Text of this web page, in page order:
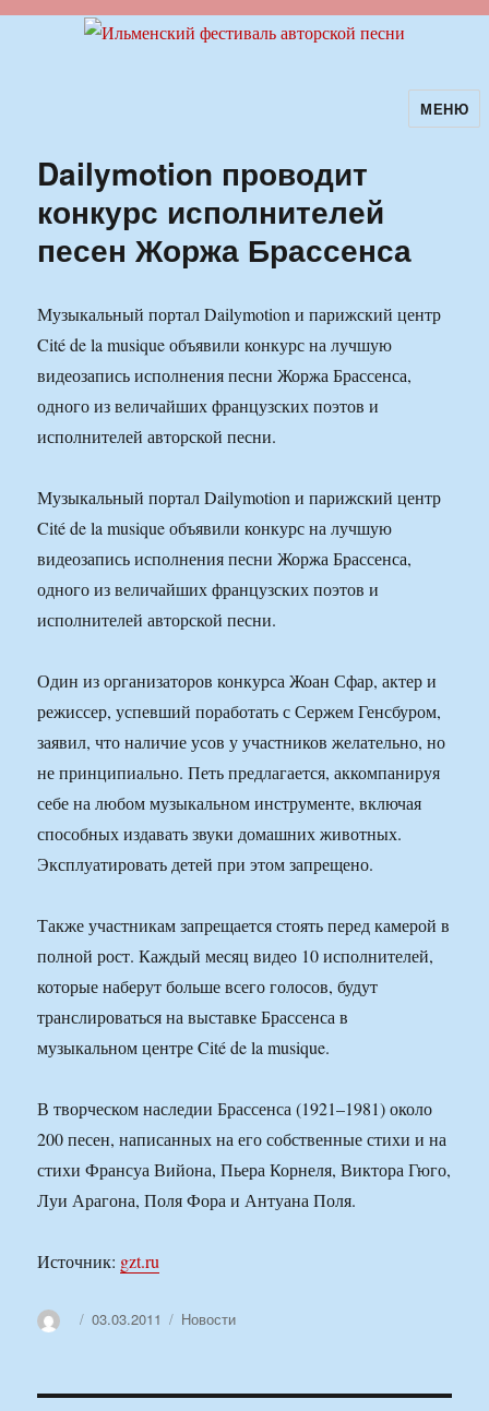
Ильменский фестиваль авторской
песни
МЕНЮ
Dailymotion проводит
конкурс исполнителей
песен Жоржа Брассенса
Музыкальный портал Dailymotion и парижский центр
Cité de la musique объявили конкурс на лучшую
видеозапись исполнения песни Жоржа Брассенса,
одного из величайших французских поэтов и
исполнителей авторской песни.
Музыкальный портал Dailymotion и парижский центр
Cité de la musique объявили конкурс на лучшую
видеозапись исполнения песни Жоржа Брассенса,
одного из величайших французских поэтов и
исполнителей авторской песни.
Один из организаторов конкурса Жоан Сфар, актер и
режиссер, успевший поработать с Сержем Генсбуром,
заявил, что наличие усов у участников желательно, но
не принципиально. Петь предлагается, аккомпанируя
себе на любом музыкальном инструменте, включая
способных издавать звуки домашних животных.
Эксплуатировать детей при этом запрещено.
Также участникам запрещается стоять перед камерой в
полной рост. Каждый месяц видео 10 исполнителей,
которые наберут больше всего голосов, будут
транслироваться на выставке Брассенса в
музыкальном центре Cité de la musique.
В творческом наследии Брассенса (1921–1981) около
200 песен, написанных на его собственные стихи и на
стихи Франсуа Вийона, Пьера Корнеля, Виктора Гюго,
Луи Арагона, Поля Фора и Антуана Поля.
Источник: gzt.ru
АвторОпубликовано
03.03.2011 Рубрики
Новости